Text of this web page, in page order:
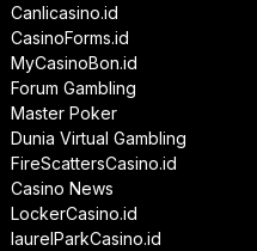
Canlicasino.id
CasinoForms.id
MyCasinoBon.id
Forum Gambling
Master Poker
Dunia Virtual Gambling
FireScattersCasino.id
Casino News
LockerCasino.id
laurelParkCasino.id